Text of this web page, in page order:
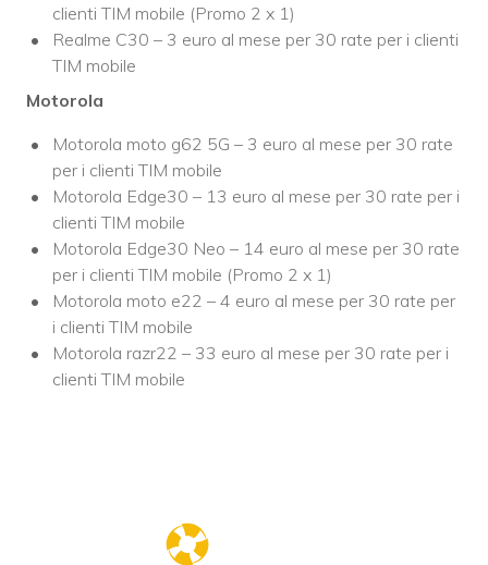
clienti TIM mobile (Promo 2 x 1)
Realme C30 – 3 euro al mese per 30 rate per i clienti
TIM mobile
Motorola
Motorola moto g62 5G – 3 euro al mese per 30 rate
per i clienti TIM mobile
Motorola Edge30 – 13 euro al mese per 30 rate per i
clienti TIM mobile
Motorola Edge30 Neo – 14 euro al mese per 30 rate
per i clienti TIM mobile (Promo 2 x 1)
Motorola moto e22 – 4 euro al mese per 30 rate per
i clienti TIM mobile
Motorola razr22 – 33 euro al mese per 30 rate per i
clienti TIM mobile